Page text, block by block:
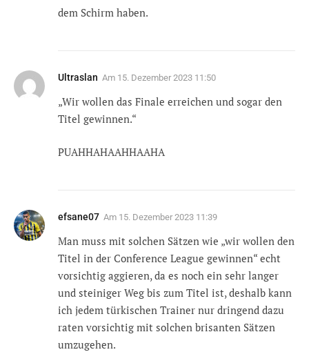
dem Schirm haben.
Ultraslan Am 15. Dezember 2023 11:50
„Wir wollen das Finale erreichen und sogar den
Titel gewinnen.“
PUAHHAHAAHHAAHA
efsane07 Am 15. Dezember 2023 11:39
Man muss mit solchen Sätzen wie „wir wollen den
Titel in der Conference League gewinnen“ echt
vorsichtig aggieren, da es noch ein sehr langer
und steiniger Weg bis zum Titel ist, deshalb kann
ich jedem türkischen Trainer nur dringend dazu
raten vorsichtig mit solchen brisanten Sätzen
umzugehen.